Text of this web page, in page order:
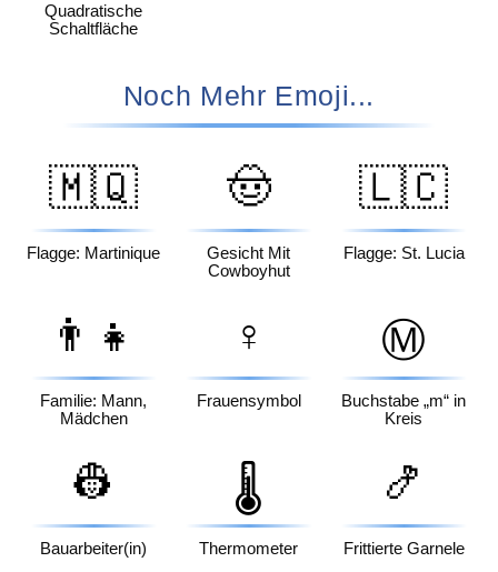
Quadratische
Schaltfläche
Noch Mehr Emoji...
🇲🇶
Flagge: Martinique
🤠
Gesicht Mit
Cowboyhut
🇱🇨
Flagge: St. Lucia
👨‍👧
Familie: Mann,
Mädchen
♀️
Frauensymbol
Ⓜ️
Buchstabe „m“ in
Kreis
👷
Bauarbeiter(in)
🌡️
Thermometer
🍤
Frittierte Garnele